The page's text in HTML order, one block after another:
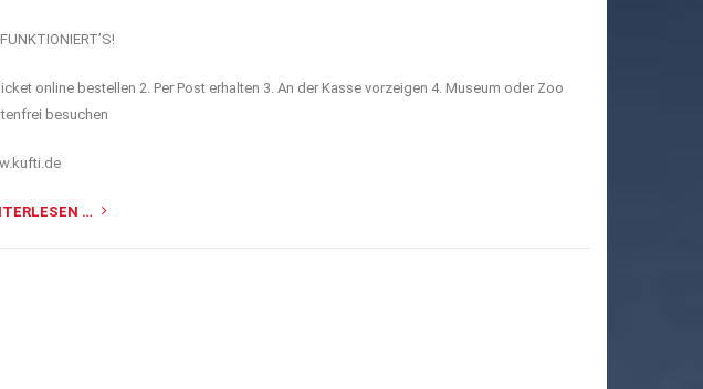
online bestellen 2. Per Post erhalten 3. An der Kasse vorzeigen 4. Museum oder Zoo
besuchen
…